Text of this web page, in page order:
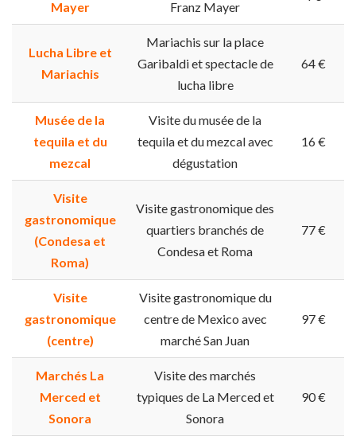
Mayer
Franz Mayer
Lucha Libre et
Mariachis
Mariachis sur la place
Garibaldi et spectacle de
lucha libre
64 €
Musée de la
tequila et du
mezcal
Visite du musée de la
tequila et du mezcal avec
dégustation
16 €
Visite
gastronomique
(Condesa et
Roma)
Visite gastronomique des
quartiers branchés de
Condesa et Roma
77 €
Visite
gastronomique
(centre)
Visite gastronomique du
centre de Mexico avec
marché San Juan
97 €
Marchés La
Merced et
Sonora
Visite des marchés
typiques de La Merced et
Sonora
90 €